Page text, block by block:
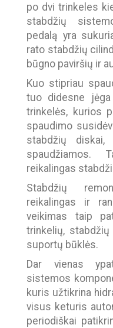
po dvi trinkeles
stabdžių
pedalą yra
rato stabdžių
būgno paviršių ir
Kuo stipriau
tuo didesne
trinkelės, kurios
spaudimo
stabdžių
spaudžiamos.
reikalingas
Stabdžių
reikalingas ir
veikimas taip
trinkelių,
suportų būklės.
Dar vienas
sistemos
kuris užtikrina
visus keturis
periodiškai